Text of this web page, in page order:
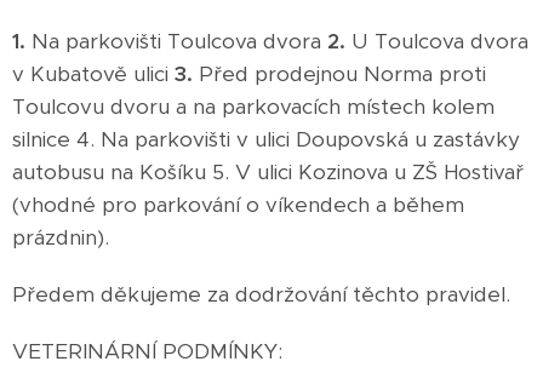
1. Na parkovišti Toulcova dvora 2. U Toulcova dvora
v Kubatově ulici 3. Před prodejnou Norma proti
Toulcovu dvoru a na parkovacích místech kolem
silnice 4. Na parkovišti v ulici Doupovská u zastávky
autobusu na Košíku 5. V ulici Kozinova u ZŠ Hostivař
(vhodné pro parkování o víkendech a během
prázdnin).
Předem děkujeme za dodržování těchto pravidel.
VETERINÁRNÍ PODMÍNKY: